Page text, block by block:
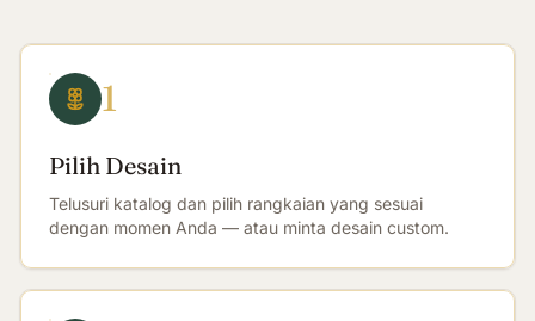
1
Pilih Desain
Telusuri katalog dan pilih rangkaian yang sesuai
dengan momen Anda — atau minta desain custom.